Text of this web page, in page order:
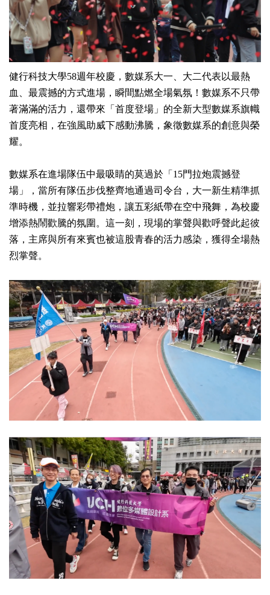
健行科技大學58週年校慶，數媒系大一、大二代表以最熱
血、最震撼的方式進場，瞬間點燃全場氣氛！數媒系不只帶
著滿滿的活力，還帶來「首度登場」的全新大型數媒系旗幟
首度亮相，在強風助威下感動沸騰，象徵數媒系的創意與榮
耀。
數媒系在進場隊伍中最吸睛的莫過於「15門拉炮震撼登
場」，當所有隊伍步伐整齊地通過司令台，大一新生精準抓
準時機，並拉響彩帶禮炮，讓五彩紙帶在空中飛舞，為校慶
增添熱鬧歡騰的氛圍。這一刻，現場的掌聲與歡呼聲此起彼
落，主席與所有來賓也被這股青春的活力感染，獲得全場熱
烈掌聲。